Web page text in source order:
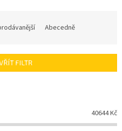
Abecedně
FILTR
40644Kč